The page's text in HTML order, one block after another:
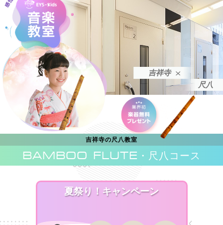
吉祥寺
尺八
吉祥寺の尺八教室
BAMBOO FLUTE ・尺八コース
夏祭り！キャンペーン